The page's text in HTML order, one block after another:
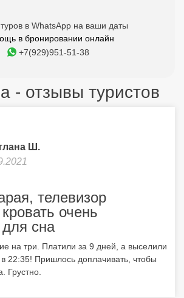
в WhatsApp на ваши даты
в бронировании онлайн
+7(929)951-51-38
- отзывы туристов
Ш.
телевизор
очень
сна
на три. Платили за 9 дней, а выселили
22:35! Пришлось доплачивать, чтобы
Грустно.